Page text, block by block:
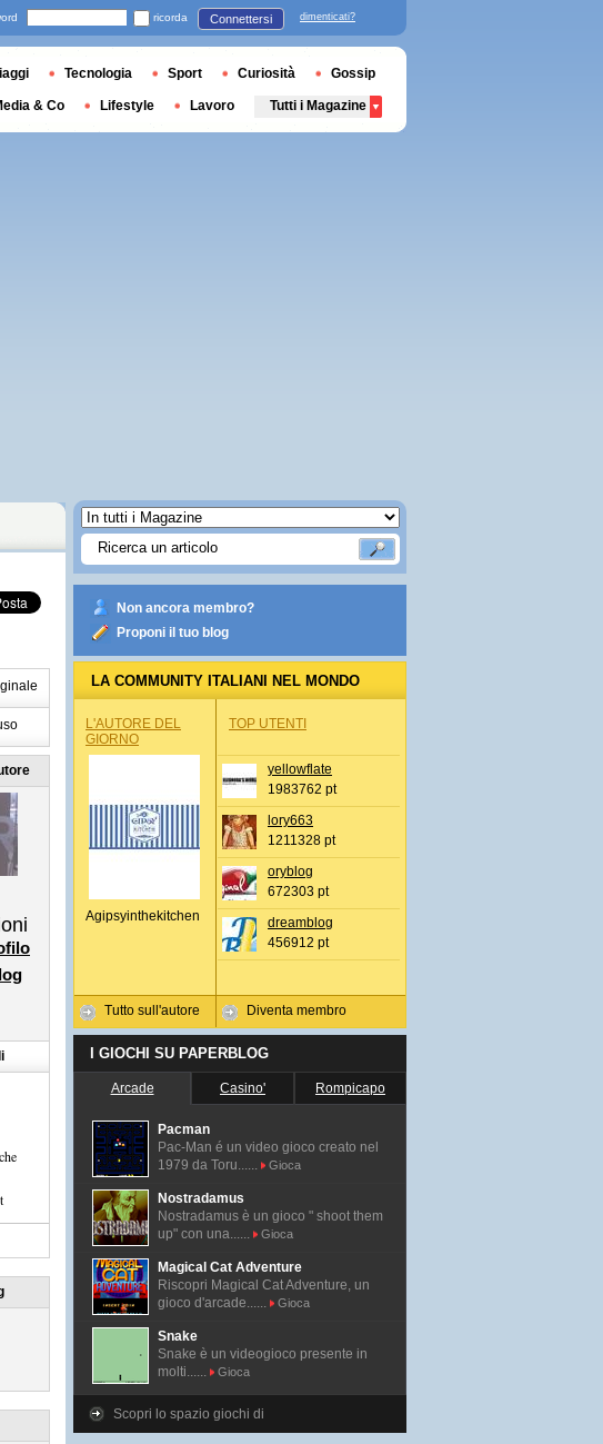
Non ancora membro?
Proponi il tuo blog
LA COMMUNITY ITALIANI NEL MONDO
L'AUTORE DEL
GIORNO
Agipsyinthekitchen
Tutto sull'autore
TOP UTENTI
yellowflate
1983762 pt
lory663
1211328 pt
oryblog
672303 pt
dreamblog
456912 pt
Diventa membro
I GIOCHI SU PAPERBLOG
Arcade Casino' Rompicapo
Pacman
Pac-Man é un video gioco creato nel
1979 da Toru......
Gioca
Nostradamus
Nostradamus è un gioco " shoot them
up" con una......
Gioca
Magical Cat Adventure
Riscopri Magical Cat Adventure, un
gioco d'arcade......
Gioca
Snake
Snake è un videogioco presente in
molti......
Gioca
Scopri lo spazio giochi di
ricorda Connettersi dimenticati?
Tecnologia Sport Curiosità Gossip
& Co Lifestyle Lavoro Tutti i Magazine